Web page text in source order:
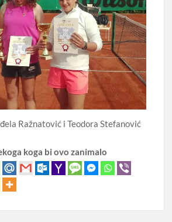
Ražnatović i Teodora Stefanović
koga bi ovo zanimalo